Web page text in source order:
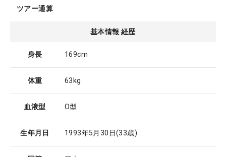
ツアー通算
基本情報 経歴
身長 169cm
体重 63kg
血液型 O型
生年月日 1993年5月30日(33歳)